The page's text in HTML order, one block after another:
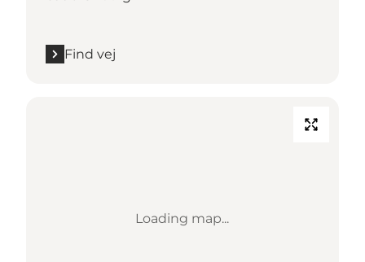
Find vej
Loading map...